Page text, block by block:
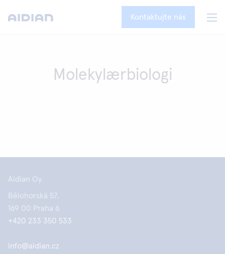
Kontaktujte nás
Molekylærbiologi
Aidian Oy
Bělohorská 57,
169 00 Praha 6
+420 233 350 533
info@aidian.cz